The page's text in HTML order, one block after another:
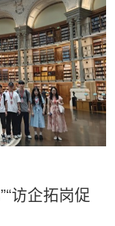
春雨...
访企拓岗促